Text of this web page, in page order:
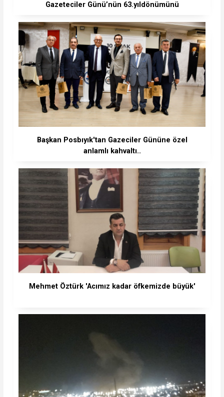
Gazeteciler Günü’nün 63.yıldönümünü
Başkan Posbıyık'tan Gazeciler Gününe özel
anlamlı kahvaltı..
Mehmet Öztürk 'Acımız kadar öfkemizde büyük'